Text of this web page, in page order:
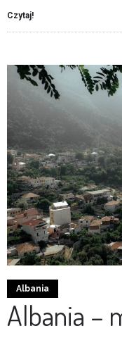
Czytaj!
Albania
Albania –